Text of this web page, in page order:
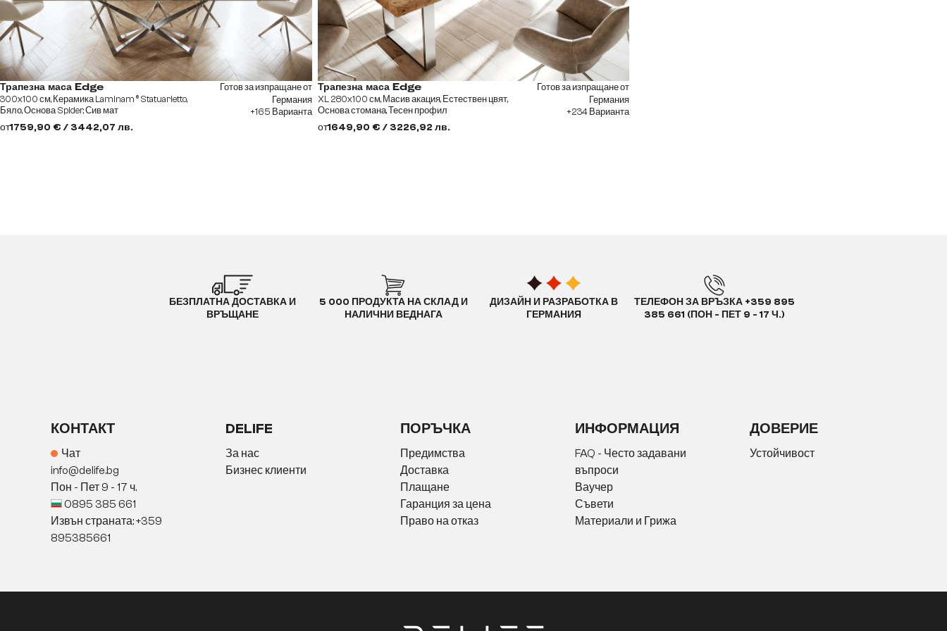
Трапезна маса Edge
300x100 см, Керамика Laminam ® Statuarietto,
Бяло, Основа Spider, Сив мат
от1759,90 € / 3442,07 лв.
Готов за изпращане от
Германия
+165 Варианта
Трапезна маса Edge
XL 280x100 см, Масив акация, Естествен цвят,
Основа стомана, Тесен профил
от1649,90 € / 3226,92 лв.
Готов за изпращане от
Германия
+234 Варианта
БЕЗПЛАТНА ДОСТАВКА И
ВРЪЩАНЕ
5 000 ПРОДУКТА НА СКЛАД И
НАЛИЧНИ ВЕДНАГА
ДИЗАЙН И РАЗРАБОТКА В
ГЕРМАНИЯ
ТЕЛЕФОН ЗА ВРЪЗКА +359 895
385 661 (ПОН - ПЕТ 9 - 17 Ч.)
КОНТАКТ
Чат
info@delife.bg
Пон - Пет 9 - 17 ч.
0895 385 661
Извън страната: +359
895385661
DELIFE
За нас
Бизнес клиенти
ПОРЪЧКА
Предимства
Доставка
Плащане
Гаранция за цена
Право на отказ
ИНФОРМАЦИЯ
FAQ - Често задавани
въпроси
Ваучер
Съвети
Материали и Грижа
ДОВЕРИЕ
Устойчивост